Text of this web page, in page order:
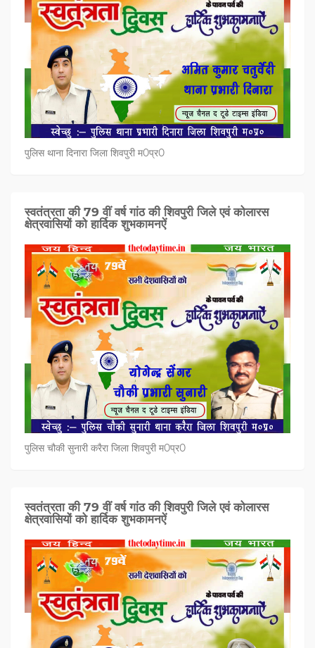
पुलिस थाना दिनारा जिला शिवपुरी म0प्र0
स्वतंत्रता की 79 वीं वर्ष गांठ की शिवपुरी जिले एवं कोलारस
क्षेत्रवासियों को हार्दिक शुभकामनऐं
पुलिस चौकी सुनारी करैरा जिला शिवपुरी म0प्र0
स्वतंत्रता की 79 वीं वर्ष गांठ की शिवपुरी जिले एवं कोलारस
क्षेत्रवासियों को हार्दिक शुभकामनऐं